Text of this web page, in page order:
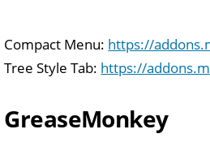
Compact Menu: https://
Tree Style Tab: https://
GreaseMonkey